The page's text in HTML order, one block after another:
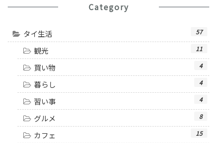
Category
タイ生活 57
観光 11
買い物 4
暮らし 4
習い事 4
グルメ 8
カフェ 15